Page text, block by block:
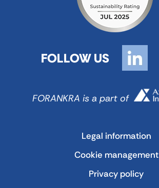
FOLLOW US
FORANKRA is a part of
Legal information
Cookie management
Privacy policy